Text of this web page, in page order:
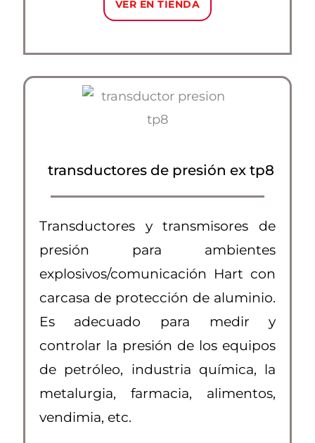
VER EN TIENDA
transductores de presión ex tp8
Transductores y transmisores de
presión para ambientes
explosivos/comunicación Hart con
carcasa de protección de aluminio.
Es adecuado para medir y
controlar la presión de los equipos
de petróleo, industria química, la
metalurgia, farmacia, alimentos,
vendimia, etc.